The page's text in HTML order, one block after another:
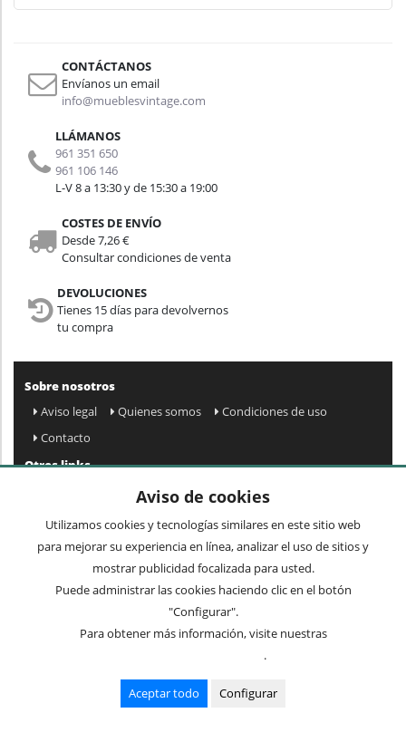
CONTÁCTANOS
Envíanos un email
info@mueblesvintage.com
LLÁMANOS
961 351 650
961 106 146
L-V 8 a 13:30 y de 15:30 a 19:00
COSTES DE ENVÍO
Desde 7,26 €
Consultar condiciones de venta
DEVOLUCIONES
Tienes 15 días para devolvernos
tu compra
Sobre nosotros
Aviso legal
Quienes somos
Condiciones de uso
Contacto
Otros links
Preguntas frecuentes
Mi cuenta
Condiciones de envío y devolución
Newsletter
Acepto privacidad
Mueble auxiliar Recibidores
Cuadros y espejos
Aviso de cookies
Utilizamos cookies y tecnologías similares en este sitio web
para mejorar su experiencia en línea, analizar el uso de sitios y
mostrar publicidad focalizada para usted.
Puede administrar las cookies haciendo clic en el botón
"Configurar".
Para obtener más información, visite nuestras
.
Aceptar todo Configurar